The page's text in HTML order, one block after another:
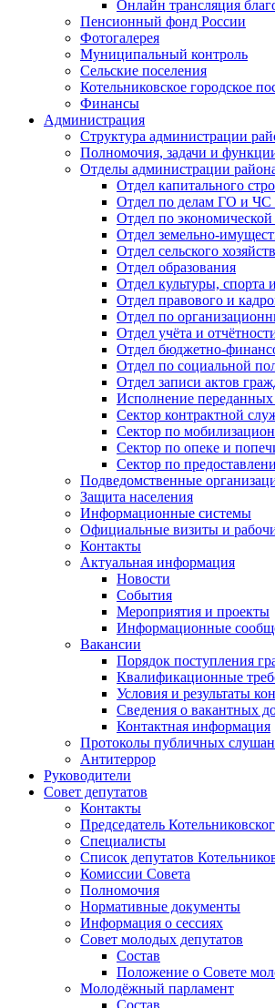
Онлайн трансляция
Пенсионный фонд России
Фотогалерея
Муниципальный контроль
Сельские поселения
Котельниковское городское
Финансы
Администрация
Структура администрации
Полномочия, задачи и
Отделы администрации
Отдел капитального
Отдел по делам ГО и ЧС
Отдел по
Отдел земельно-
Отдел сельского
Отдел образования
Отдел культуры,
Отдел правового и
Отдел по
Отдел учёта и
Отдел бюджетно-
Отдел по социальной
Отдел записи актов
Исполнение
Сектор контрактной
Сектор по
Сектор по опеке и
Сектор по
Подведомственные
Защита населения
Информационные системы
Официальные визиты и
Контакты
Актуальная информация
Новости
События
Мероприятия и проекты
Информационные
Вакансии
Порядок поступления
Квалификационные
Условия и результаты
Сведения о вакантных
Контактная информация
Протоколы публичных
Антитеррор
Руководители
Совет депутатов
Контакты
Председатель
Специалисты
Список депутатов
Комиссии Совета
Полномочия
Нормативные документы
Информация о сессиях
Совет молодых депутатов
Состав
Положение о Совете
Молодёжный парламент
Состав